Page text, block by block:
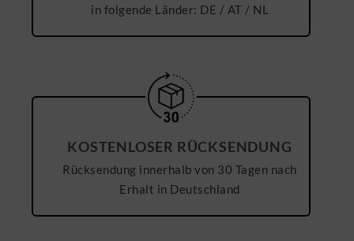
in folgende Länder: DE / AT / NL
KOSTENLOSER RÜCKSENDUNG
Rücksendung innerhalb von 30 Tagen nach
Erhalt in Deutschland